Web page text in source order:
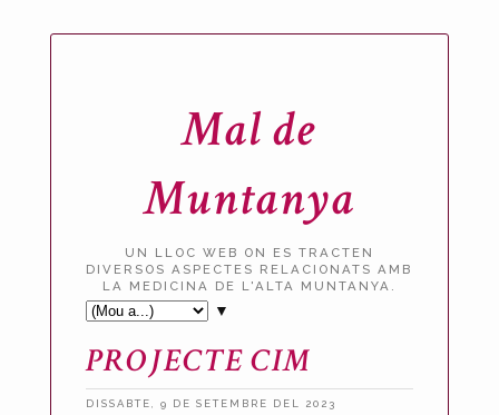
Mal de
Muntanya
UN LLOC WEB ON ES TRACTEN
DIVERSOS ASPECTES RELACIONATS AMB
LA MEDICINA DE L'ALTA MUNTANYA.
▼
PROJECTE CIM
DISSABTE, 9 DE SETEMBRE DEL 2023